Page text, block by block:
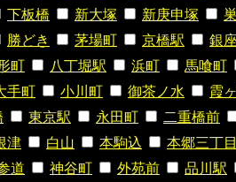
下板橋 新大塚 新庚申塚
勝どき 茅場町 京橋駅 銀
町 八丁堀駅 浜町 馬喰町
手町 小川町 御茶ノ水 霞
東京駅 永田町 二重橋前
津 白山 本駒込 本郷三丁目
道 神谷町 外苑前 品川駅